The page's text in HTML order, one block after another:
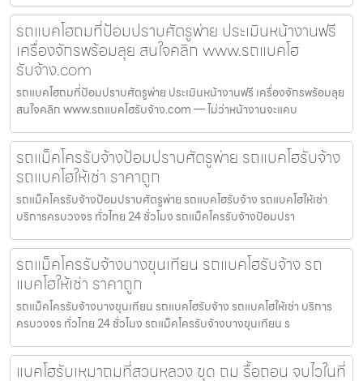
รถแบคโฮถมที่ป้อมปราบศัตรูพ่าย ประเมินหน้างานฟรี
เครื่องจักรพร้อมลุย สนใจคลิก www.รถแบคโฮ
รับจ้าง.com
รถแบคโฮถมที่ป้อมปราบศัตรูพ่าย ประเมินหน้างานฟรี เครื่องจักรพร้อมลุย
สนใจคลิก www.รถแบคโฮรับจ้าง.com — ไม่ว่าหน้างานจะแคบ
รถแม็คโครรับจ้างป้อมปราบศัตรูพ่าย รถแบคโฮรับจ้าง
รถแบคโฮให้เช่า ราคาถูก
รถแม็คโครรับจ้างป้อมปราบศัตรูพ่าย รถแบคโฮรับจ้าง รถแบคโฮให้เช่า
บริการครบวงจร ทั่วไทย 24 ชั่วโมง รถแม็คโครรับจ้างป้อมปรา
รถแม็คโครรับจ้างบางขุนเทียน รถแบคโฮรับจ้าง รถ
แบคโฮให้เช่า ราคาถูก
รถแม็คโครรับจ้างบางขุนเทียน รถแบคโฮรับจ้าง รถแบคโฮให้เช่า บริการ
ครบวงจร ทั่วไทย 24 ชั่วโมง รถแม็คโครรับจ้างบางขุนเทียน ร
แบคโฮรับเหมาถมที่สวนหลวง ขุด ถม รื้อถอน จบไวในที่